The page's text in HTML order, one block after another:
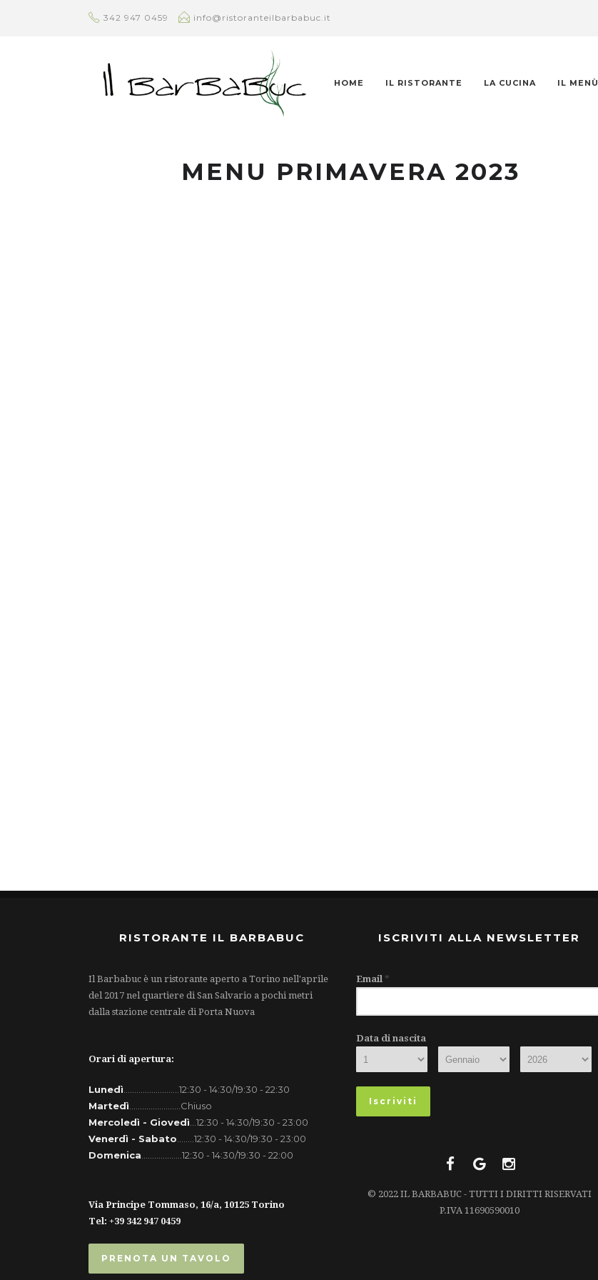
342 947 0459 info@ristoranteilbarbabuc.it
HOME IL RISTORANTE LA CUCINA IL MENÙ
MENU PRIMAVERA 2023
RISTORANTE IL BARBABUC
Il Barbabuc è un ristorante aperto a Torino nell'aprile
del 2017 nel quartiere di San Salvario a pochi metri
dalla stazione centrale di Porta Nuova
Orari di apertura:
Lunedì ..........................12:30 - 14:30/19:30 - 22:30
Martedì ........................Chiuso
Mercoledì - Giovedì ...12:30 - 14:30/19:30 - 23:00
Venerdì - Sabato ........12:30 - 14:30/19:30 - 23:00
Domenica ...................12:30 - 14:30/19:30 - 22:00
Via Principe Tommaso, 16/a, 10125 Torino
Tel: +39 342 947 0459
PRENOTA UN TAVOLO
ISCRIVITI ALLA NEWSLETTER
Email *
Data di nascita
© 2022 IL BARBABUC - TUTTI I DIRITTI RISERVATI
P.IVA 11690590010